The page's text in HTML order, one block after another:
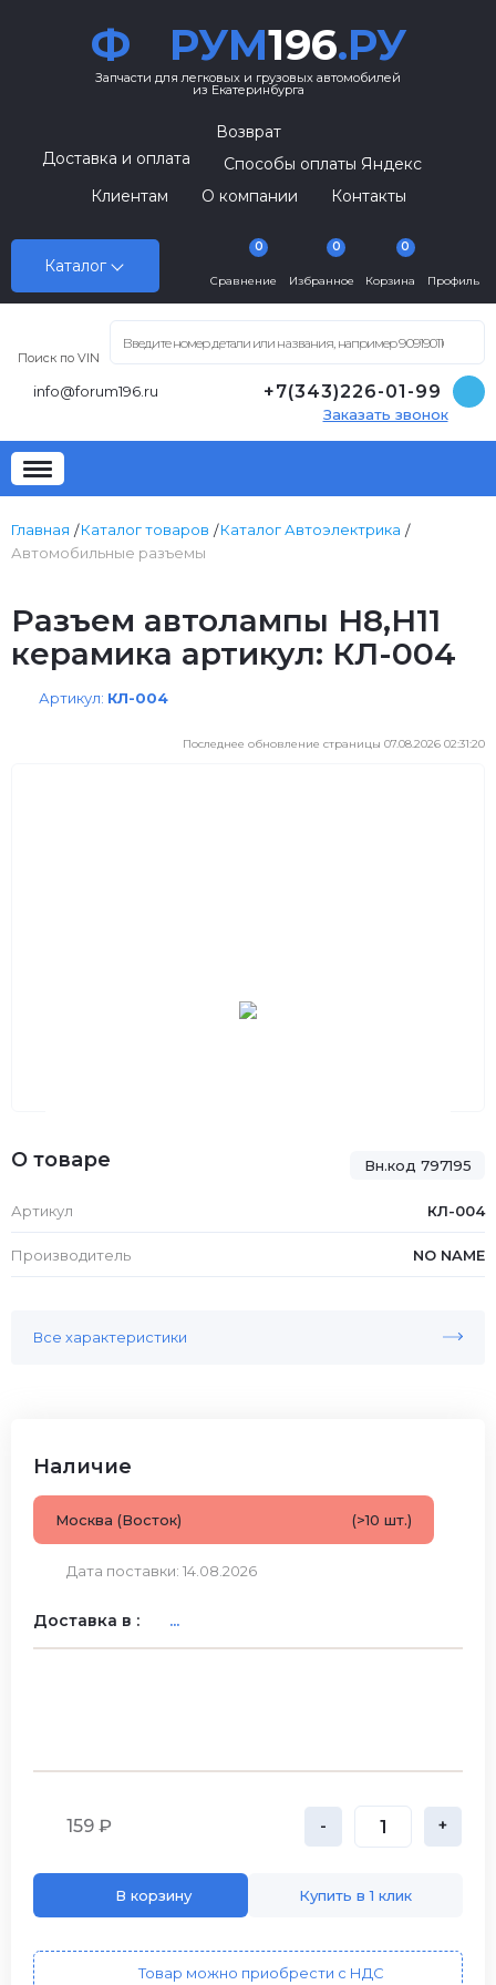
Ф РУМ196.РУ
Запчасти для легковых и грузовых автомобилей
из Екатеринбурга
Каталог
Возврат
Доставка и оплата
Способы оплаты Яндекс
Клиентам
О компании Контакты
Сравнение
0
Избранное
0
Корзина
0
Профиль
Поиск по VIN
info@forum196.ru +7(343)226-01-99
Заказать звонок
Главная Каталог товаров
Каталог Автоэлектрика
Автомобильные разъемы
Разъем автолампы Н8,Н11
керамика артикул: КЛ-004
Артикул: КЛ-004
Последнее обновление страницы 07.08.2026 02:31:20
Вн.код 797195
О товаре
Артикул КЛ-004
Производитель NO NAME
Все характеристики
Наличие
Москва (Восток) (>10 шт.)
Дата поставки: 14.08.2026
Доставка в : ...
159 ₽ - +
В корзину Купить в 1 клик
Товар можно приобрести с НДС